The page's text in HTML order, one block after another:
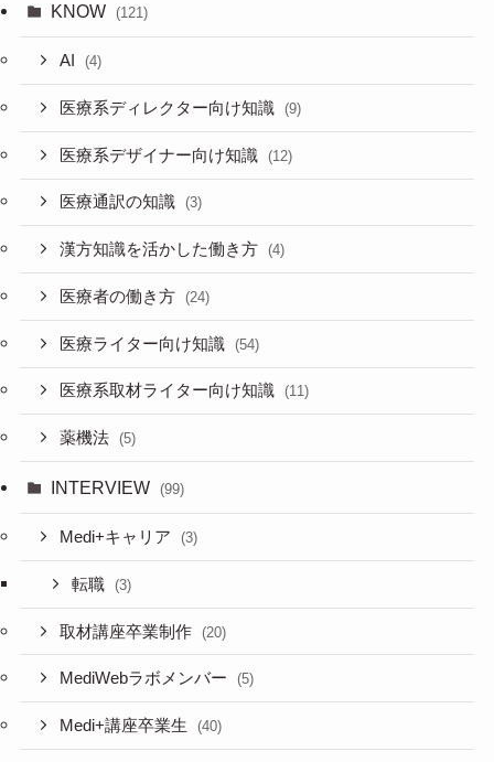
KNOW (121)
AI (4)
医療系ディレクター向け知識 (9)
医療系デザイナー向け知識 (12)
医療通訳の知識 (3)
漢方知識を活かした働き方 (4)
医療者の働き方 (24)
医療ライター向け知識 (54)
医療系取材ライター向け知識 (11)
薬機法 (5)
INTERVIEW (99)
Medi+キャリア (3)
転職 (3)
取材講座卒業制作 (20)
MediWebラボメンバー (5)
Medi+講座卒業生 (40)